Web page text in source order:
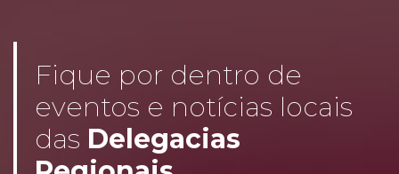
Fique por dentro de
eventos e notícias locais
das Delegacias